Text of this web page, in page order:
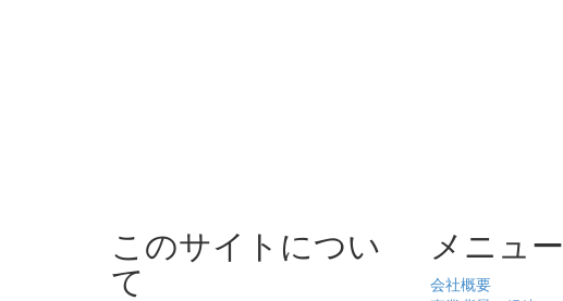
このサイトについ
て
メニュー
会社概要